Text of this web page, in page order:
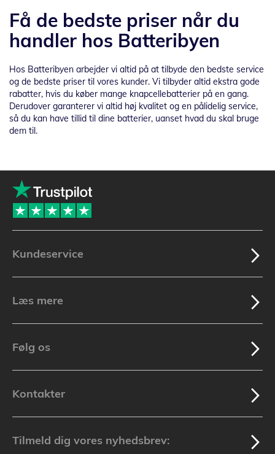
Få de bedste priser når du
handler hos Batteribyen
Hos Batteribyen arbejder vi altid på at tilbyde den bedste service
og de bedste priser til vores kunder. Vi tilbyder altid ekstra gode
rabatter, hvis du køber mange knapcellebatterier på en gang.
Derudover garanterer vi altid høj kvalitet og en pålidelig service,
så du kan have tillid til dine batterier, uanset hvad du skal bruge
dem til.
Kundeservice
Læs mere
Følg os
Kontakter
Tilmeld dig vores nyhedsbrev: